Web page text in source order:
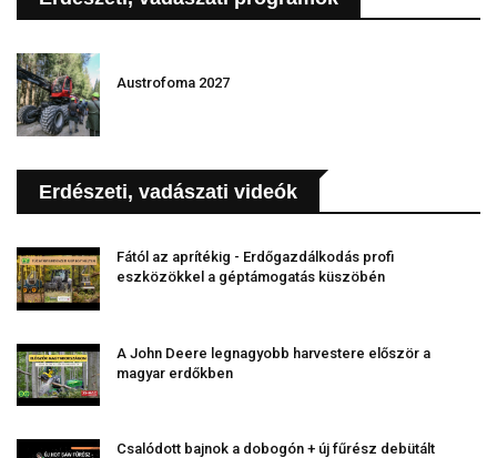
Austrofoma 2027
Erdészeti, vadászati videók
Fától az aprítékig - Erdőgazdálkodás profi
eszközökkel a géptámogatás küszöbén
A John Deere legnagyobb harvestere először a
magyar erdőkben
Csalódott bajnok a dobogón + új fűrész debütált